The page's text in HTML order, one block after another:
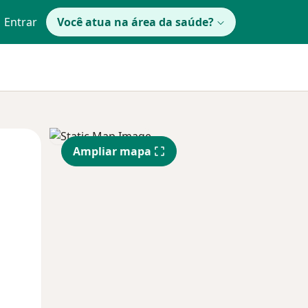
Entrar Você atua na área da saúde?
Segunda-feira Ter,
11 Ago
Qua
12 Ago
Ampliar mapa